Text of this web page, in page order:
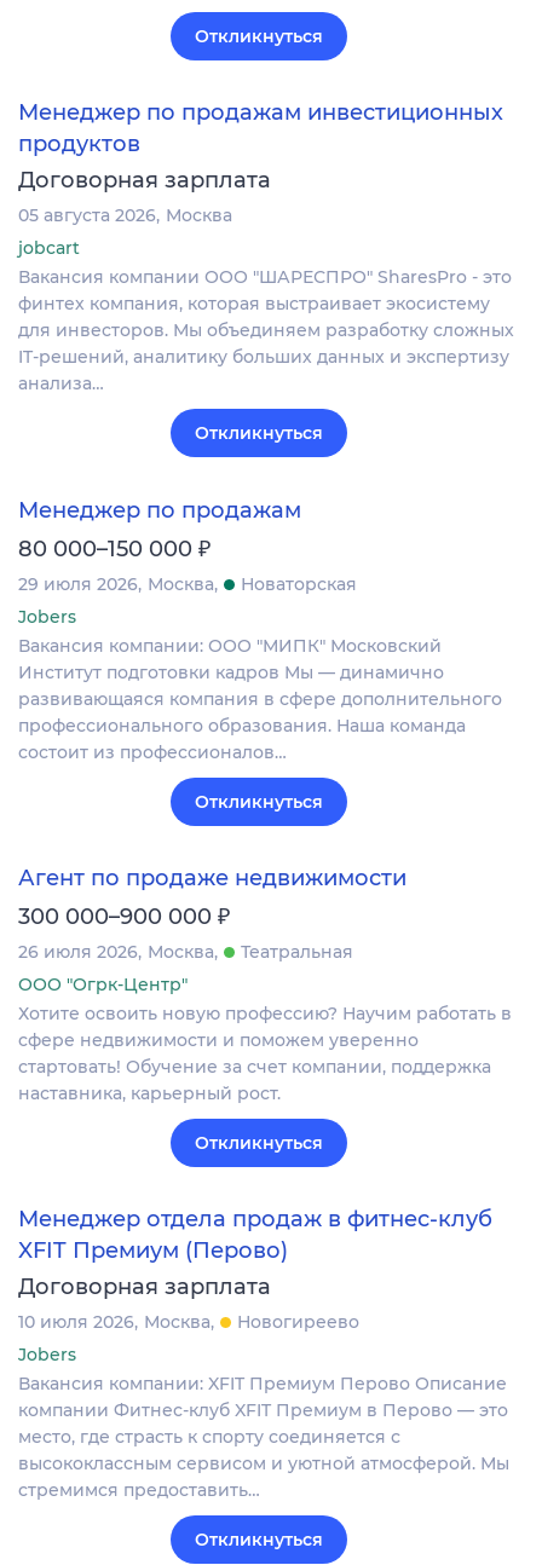
Откликнуться
Менеджер по продажам инвестиционных
продуктов
Договорная зарплата
05 августа 2026 Москва
jobcart
Вакансия компании ООО "ШАРЕСПРО" SharesPro - это
финтех компания, которая выстраивает экосистему
для инвесторов. Мы объединяем разработку сложных
IT‑решений, аналитику больших данных и экспертизу
анализа…
Откликнуться
Менеджер по продажам
80 000–150 000 ₽
29 июля 2026 Москва
Новаторская
Jobers
Вакансия компании: ООО "МИПК" Московский
Институт подготовки кадров Мы — динамично
развивающаяся компания в сфере дополнительного
профессионального образования. Наша команда
состоит из профессионалов…
Откликнуться
Агент по продаже недвижимости
300 000–900 000 ₽
26 июля 2026 Москва
Театральная
ООО "Огрк-Центр"
Хотите освоить новую профессию? Научим работать в
сфере недвижимости и поможем уверенно
стартовать! Обучение за счет компании, поддержка
наставника, карьерный рост.
Откликнуться
Менеджер отдела продаж в фитнес-клуб
XFIT Премиум (Перово)
Договорная зарплата
10 июля 2026 Москва
Новогиреево
Jobers
Вакансия компании: XFIT Премиум Перово Описание
компании Фитнес-клуб XFIT Премиум в Перово — это
место, где страсть к спорту соединяется с
высококлассным сервисом и уютной атмосферой. Мы
стремимся предоставить…
Откликнуться